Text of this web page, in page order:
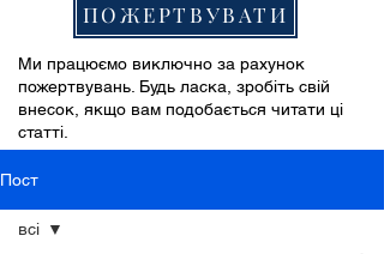
ПОЖЕРТВУВАТИ
Ми працюємо виключно за рахунок
пожертвувань. Будь ласка, зробіть свій
внесок, якщо вам подобається читати ці
статті.
Пост
всі